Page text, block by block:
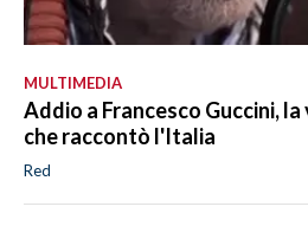
MULTIMEDIA
Addio a Francesco Guccini,
che raccontò l'Italia
Red